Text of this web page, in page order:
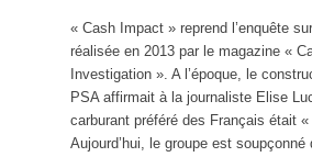
« Cash Impact » reprend l’enquête
réalisée en 2013 par le magazine «
Investigation ». A l’époque, le
PSA affirmait à la journaliste Elise
carburant préféré des Français était «
Aujourd’hui, le groupe est soupçonné